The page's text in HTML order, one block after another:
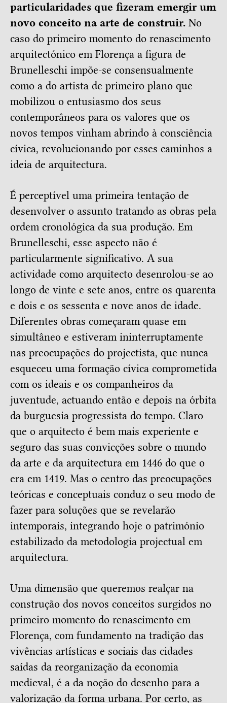
particularidades que fizeram emergir um
novo conceito na arte de construir. No
caso do primeiro momento do renascimento
arquitectónico em Florença a figura de
Brunelleschi impõe-se consensualmente
como a do artista de primeiro plano que
mobilizou o entusiasmo dos seus
contemporâneos para os valores que os
novos tempos vinham abrindo à consciência
cívica, revolucionando por esses caminhos a
ideia de arquitectura.
É perceptível uma primeira tentação de
desenvolver o assunto tratando as obras pela
ordem cronológica da sua produção. Em
Brunelleschi, esse aspecto não é
particularmente significativo. A sua
actividade como arquitecto desenrolou-se ao
longo de vinte e sete anos, entre os quarenta
e dois e os sessenta e nove anos de idade.
Diferentes obras começaram quase em
simultâneo e estiveram ininterruptamente
nas preocupações do projectista, que nunca
esqueceu uma formação cívica comprometida
com os ideais e os companheiros da
juventude, actuando então e depois na órbita
da burguesia progressista do tempo. Claro
que o arquitecto é bem mais experiente e
seguro das suas convicções sobre o mundo
da arte e da arquitectura em 1446 do que o
era em 1419. Mas o centro das preocupações
teóricas e conceptuais conduz o seu modo de
fazer para soluções que se revelarão
intemporais, integrando hoje o património
estabilizado da metodologia projectual em
arquitectura.
Uma dimensão que queremos realçar na
construção dos novos conceitos surgidos no
primeiro momento do renascimento em
Florença, com fundamento na tradição das
vivências artísticas e sociais das cidades
saídas da reorganização da economia
medieval, é a da noção do desenho para a
valorização da forma urbana. Por certo, as